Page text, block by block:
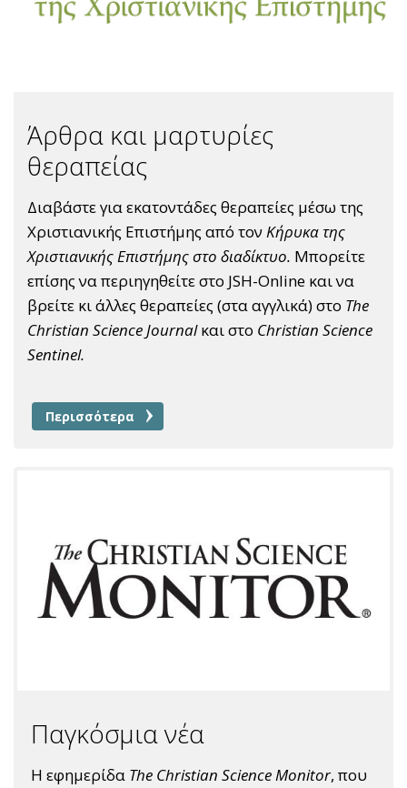
Άρθρα και μαρτυρίες
θεραπείας
Διαβάστε για εκατοντάδες θεραπείες μέσω της
Χριστιανικής Επιστήμης από τονΚήρυκα της
Χριστιανικής Επιστήμης στο διαδίκτυο. Μπορείτε
επίσης να περιηγηθείτε στο JSH-Online και να
βρείτε κι άλλες θεραπείες (στα αγγλικά) στο The
Christian Science Journalκαι στο Christian Science
Sentinel.
Περισσότερα
Παγκόσμια νέα
Η εφημερίδα The Christian Science Monitor, που